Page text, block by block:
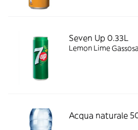
Seven Up 0.33L
Lemon Lime
Acqua naturale